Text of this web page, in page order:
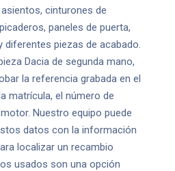
cinturones de
paneles de puerta,
diferentes piezas de acabado.
Dacia de segunda mano,
la referencia grabada en el
matrícula, el número de
Nuestro equipo puede
datos con la información
localizar un recambio
usados son una opción